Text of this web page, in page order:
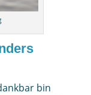
bin